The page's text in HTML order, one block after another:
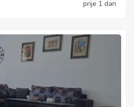
prije 1 dan